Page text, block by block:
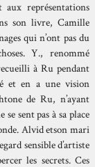
aux représentations
son livre, Camille
qui n’ont pas du
Y., renommé
à Ru pendant
et en a une vision
de Ru, n’ayant
sent pas à sa place
Alvid etson mari
sensible d’artiste
les secrets. Ces